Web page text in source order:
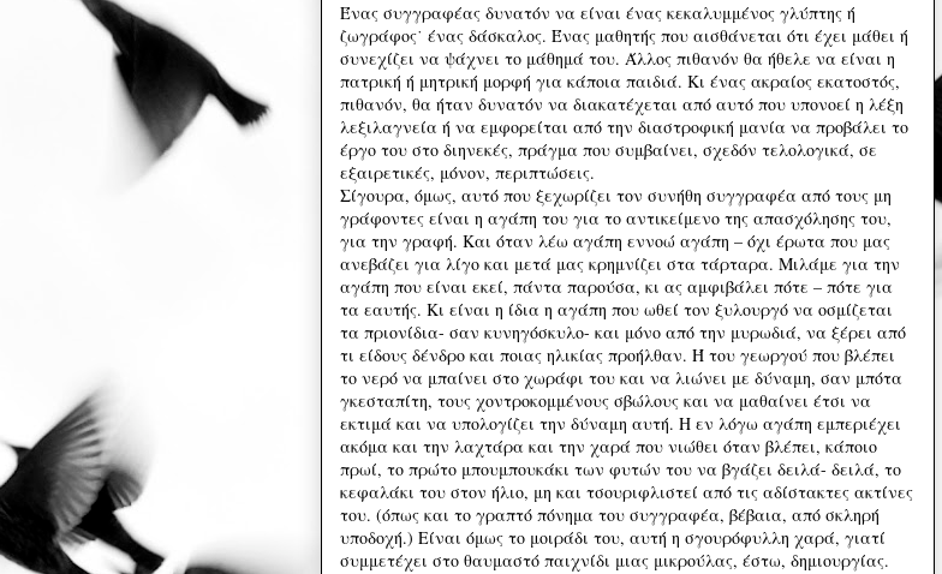
Ένας συγγραφέας δυνατόν να είναι ένας κεκαλυμμένος γλύπτης ή
ζωγράφος˙ ένας δάσκαλος. Ένας μαθητής που αισθάνεται ότι έχει μάθει ή
συνεχίζει να ψάχνει το μάθημά του. Άλλος πιθανόν θα ήθελε να είναι η
πατρική ή μητρική μορφή για κάποια παιδιά. Κι ένας ακραίος εκατοστός,
πιθανόν, θα ήταν δυνατόν να διακατέχεται από αυτό που υπονοεί η λέξη
λεξιλαγνεία ή να εμφορείται από την διαστροφική μανία να προβάλει το
έργο του στο διηνεκές, πράγμα που συμβαίνει, σχεδόν τελολογικά, σε
εξαιρετικές, μόνον, περιπτώσεις.
Σίγουρα, όμως, αυτό που ξεχωρίζει τον συνήθη συγγραφέα από τους μη
γράφοντες είναι η αγάπη του για το αντικείμενο της απασχόλησης του,
για την γραφή. Και όταν λέω αγάπη εννοώ αγάπη – όχι έρωτα που μας
ανεβάζει για λίγο και μετά μας κρημνίζει στα τάρταρα. Μιλάμε για την
αγάπη που είναι εκεί, πάντα παρούσα, κι ας αμφιβάλει πότε – πότε για
τα εαυτής. Κι είναι η ίδια η αγάπη που ωθεί τον ξυλουργό να οσμίζεται
τα πριονίδια- σαν κυνηγόσκυλο- και μόνο από την μυρωδιά, να ξέρει από
τι είδους δένδρο και ποιας ηλικίας προήλθαν. Ή του γεωργού που βλέπει
το νερό να μπαίνει στο χωράφι του και να λιώνει με δύναμη, σαν μπότα
γκεσταπίτη, τους χοντροκομμένους σβώλους και να μαθαίνει έτσι να
εκτιμά και να υπολογίζει την δύναμη αυτή. Η εν λόγω αγάπη εμπεριέχει
ακόμα και την λαχτάρα και την χαρά που νιώθει όταν βλέπει, κάποιο
πρωί, το πρώτο μπουμπουκάκι των φυτών του να βγάζει δειλά- δειλά, το
κεφαλάκι του στον ήλιο, μη και τσουριφλιστεί από τις αδίστακτες ακτίνες
του. (όπως και το γραπτό πόνημα του συγγραφέα, βέβαια, από σκληρή
υποδοχή.) Είναι όμως το μοιράδι του, αυτή η σγουρόφυλλη χαρά, γιατί
συμμετέχει στο θαυμαστό παιχνίδι μιας μικρούλας, έστω, δημιουργίας.